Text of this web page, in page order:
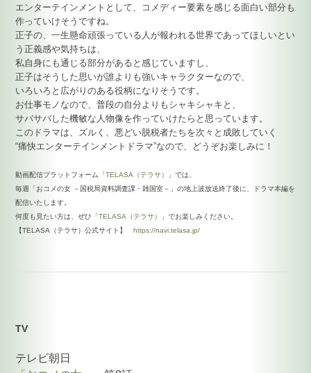
エンターテインメントとして、コメディー要素を感じる面白い部分も
作っていけそうですね。
正子の、一生懸命頑張っている人が報われる世界であってほしいとい
う正義感や気持ちは、
私自身にも通じる部分があると感じていますし、
正子はそうした思いが誰よりも強いキャラクターなので、
いろいろと広がりのある役柄になりそうです。
お仕事モノなので、普段の自分よりもシャキシャキと、
サバサバした機敏な人物像を作っていけたらと思っています。
このドラマは、ズルく、悪どい脱税者たちを次々と成敗していく
“痛快エンターテインメントドラマ”なので、どうぞお楽しみに！
動画配信プラットフォーム「TELASA（テラサ）
」では、
毎週「おコメの女 －国税局資料調査課・雑国室－」の地上波放送終了後に、ドラマ本編を
配信いたします。
何度も見たい方は、ぜひ「TELASA（テラサ）
」でお楽しみください。
【TELASA（テラサ）公式サイト】 https://navi.telasa.jp/
TV
テレビ朝日